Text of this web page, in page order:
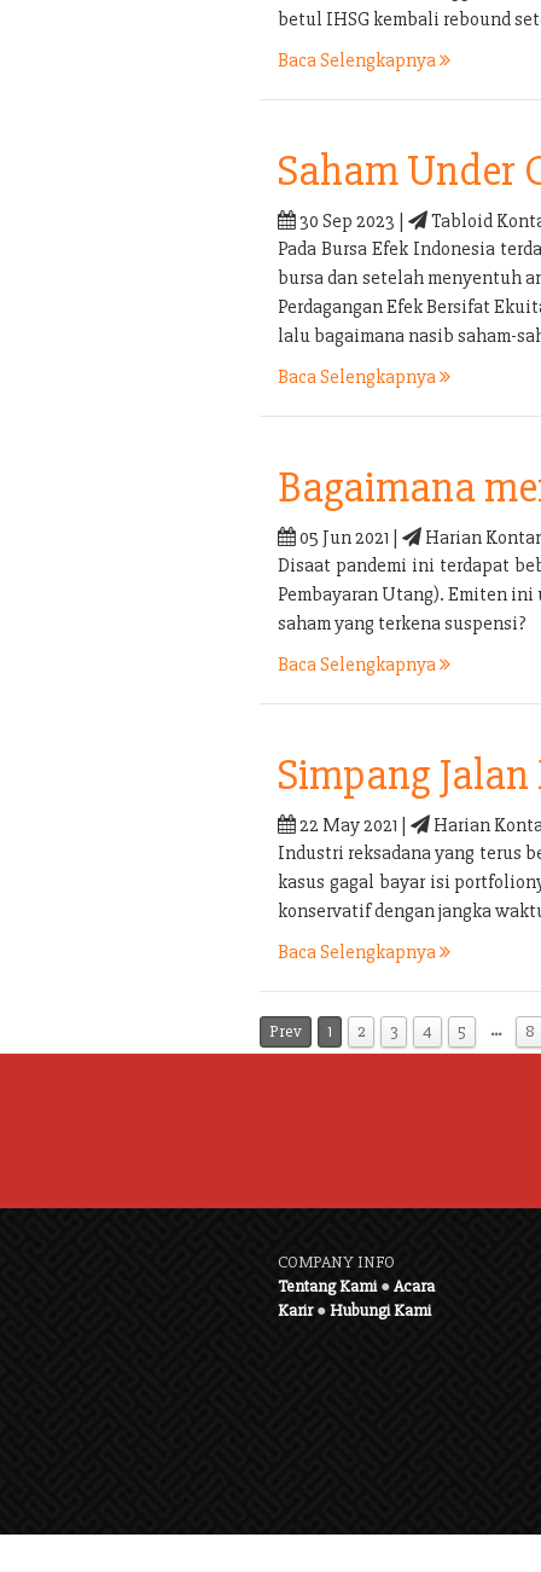
betul IHSG kembali rebound
Baca Selengkapnya
Saham Under
30 Sep 2023 |
Tabloid
Pada Bursa Efek Indonesia
bursa dan setelah menyentuh
Perdagangan Efek Bersifat
lalu bagaimana nasib saham-
Baca Selengkapnya
Bagaimana
05 Jun 2021 |
Harian
Disaat pandemi ini terdapat
Pembayaran Utang). Emiten ini
saham yang terkena suspensi?
Baca Selengkapnya
Simpang
22 May 2021 |
Harian
Industri reksadana yang terus
kasus gagal bayar isi
konservatif dengan jangka
Baca Selengkapnya
Prev 1 2 3 4 5 … 8
COMPANY INFO
Tentang Kami●Acara
Karir●Hubungi Kami